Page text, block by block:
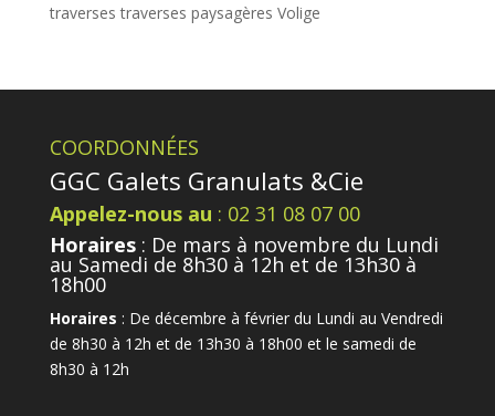
traverses traverses paysagères Volige
COORDONNÉES
GGC Galets Granulats &Cie
Appelez-nous au : 02 31 08 07 00
Horaires: De mars à novembre du Lundi
au Samedi de 8h30 à 12h et de 13h30 à
18h00
Horaires : De décembre à février du Lundi au Vendredi
de 8h30 à 12h et de 13h30 à 18h00 et le samedi de
8h30 à 12h